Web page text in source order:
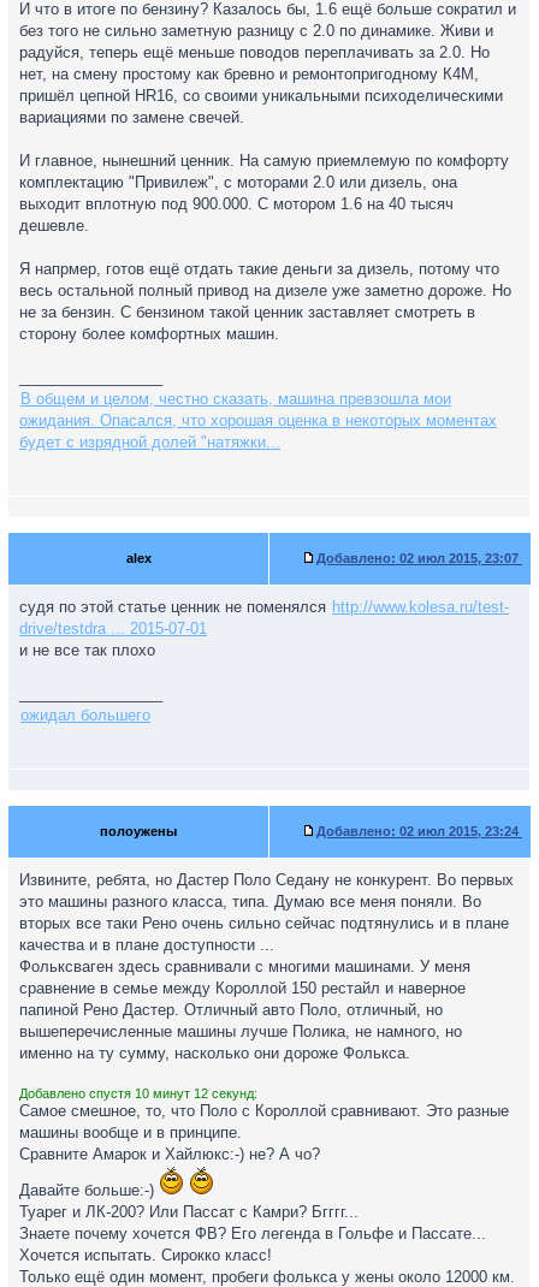
И что в итоге по бензину? Казалось бы, 1.6 ещё больше сократил и
без того не сильно заметную разницу с 2.0 по динамике. Живи и
радуйся, теперь ещё меньше поводов переплачивать за 2.0. Но
нет, на смену простому как бревно и ремонтопригодному К4М,
пришёл цепной HR16, со своими уникальными психоделическими
вариациями по замене свечей.
И главное, нынешний ценник. На самую приемлемую по комфорту
комплектацию "Привилеж", с моторами 2.0 или дизель, она
выходит вплотную под 900.000. С мотором 1.6 на 40 тысяч
дешевле.
Я напрмер, готов ещё отдать такие деньги за дизель, потому что
весь остальной полный привод на дизеле уже заметно дороже. Но
не за бензин. С бензином такой ценник заставляет смотреть в
сторону более комфортных машин.
В общем и целом, честно сказать, машина превзошла мои
ожидания. Опасался, что хорошая оценка в некоторых моментах
будет с изрядной долей "натяжки...
alex Добавлено: 02 июл 2015, 23:07
судя по этой статье ценник не поменялся http://www.kolesa.ru/test-
drive/testdra ... 2015-07-01
и не все так плохо
ожидал большего
полоужены Добавлено: 02 июл 2015, 23:24
Извините, ребята, но Дастер Поло Седану не конкурент. Во первых
это машины разного класса, типа. Думаю все меня поняли. Во
вторых все таки Рено очень сильно сейчас подтянулись и в плане
качества и в плане доступности ...
Фольксваген здесь сравнивали с многими машинами. У меня
сравнение в семье между Короллой 150 рестайл и наверное
папиной Рено Дастер. Отличный авто Поло, отличный, но
вышеперечисленные машины лучше Полика, не намного, но
именно на ту сумму, насколько они дороже Фолькса.
Добавлено спустя 10 минут 12 секунд:
Самое смешное, то, что Поло с Короллой сравнивают. Это разные
машины вообще и в принципе.
Сравните Амарок и Хайлюкс:-) не? А чо?
Давайте больше:-)
Туарег и ЛК-200? Или Пассат с Камри? Бгггг...
Знаете почему хочется ФВ? Его легенда в Гольфе и Пассате...
Хочется испытать. Сирокко класс!
Только ещё один момент, пробеги фолькса у жены около 12000 км.